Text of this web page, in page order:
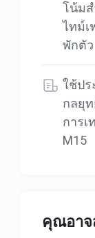
โน้มส
ไทม์เ
พักตัว
ใช้ปร
กลยุท
การเ
M15
คุณอาจ